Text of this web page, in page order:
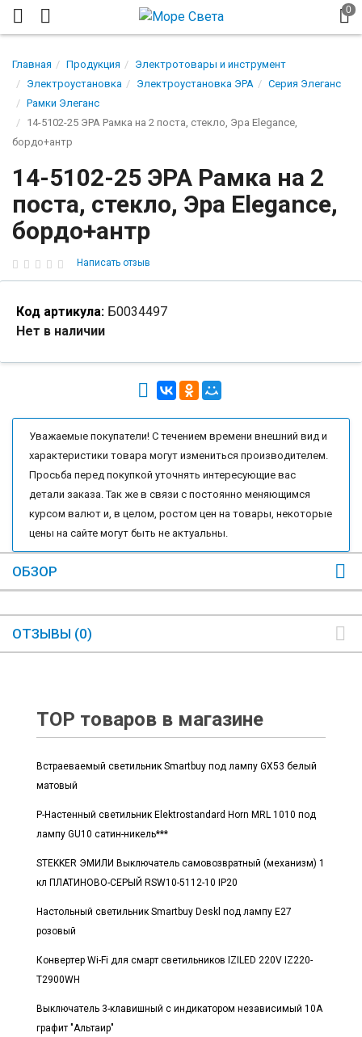
Главная Продукция
Электротовары и инструмент
Электроустановка
Электроустановка ЭРА
Серия Элеганс
Рамки Элеганс
14-5102-25 ЭРА Рамка на 2 поста, стекло, Эра Elegance,
бордо+антр
14-5102-25 ЭРА Рамка на 2
поста, стекло, Эра Elegance,
бордо+антр
Написать отзыв
Код артикула: Б0034497
Нет в наличии
Уважаемые покупатели! С течением времени внешний вид и
характеристики товара могут измениться производителем.
Просьба перед покупкой уточнять интересующие вас
детали заказа. Так же в связи с постоянно меняющимся
курсом валют и, в целом, ростом цен на товары, некоторые
цены на сайте могут быть не актуальны.
ОБЗОР
ОТЗЫВЫ (0)
TOP товаров в магазине
Встраеваемый светильник Smartbuy под лампу GX53 белый
матовый
Р-Настенный светильник Elektrostandard Horn MRL 1010 под
лампу GU10 сатин-никель***
STEKKER ЭМИЛИ Выключатель самовозвратный (механизм) 1
кл ПЛАТИНОВО-СЕРЫЙ RSW10-5112-10 IP20
Настольный светильник Smartbuy Deskl под лампу E27
розовый
Конвертер Wi-Fi для смарт светильников IZILED 220V IZ220-
T2900WH
Выключатель 3-клавишный с индикатором независимый 10А
графит "Альтаир"